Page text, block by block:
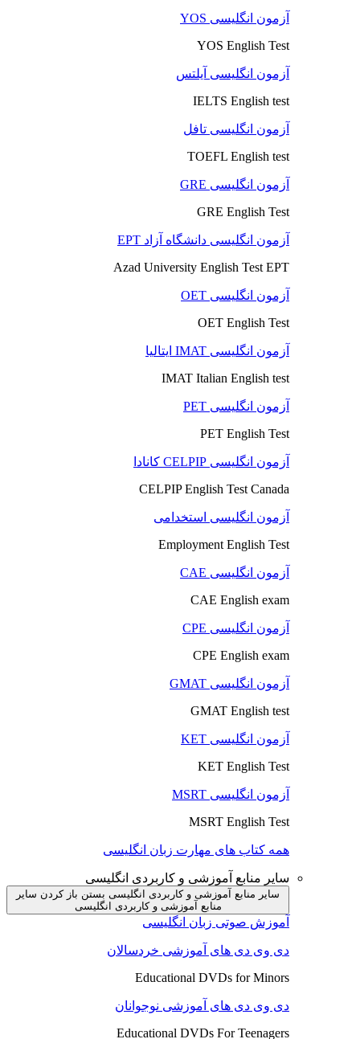
آزمون انگلیسی YOS
YOS English Test
آزمون انگلیسی آیلتس
IELTS English test
آزمون انگلیسی تافل
TOEFL English test
آزمون انگلیسی GRE
GRE English Test
آزمون انگلیسی دانشگاه آزاد EPT
Azad University English Test EPT
آزمون انگلیسی OET
OET English Test
آزمون انگلیسی IMAT ایتالیا
IMAT Italian English test
آزمون انگلیسی PET
PET English Test
آزمون انگلیسی CELPIP کانادا
CELPIP English Test Canada
آزمون انگلیسی استخدامی
Employment English Test
آزمون انگلیسی CAE
CAE English exam
آزمون انگلیسی CPE
CPE English exam
آزمون انگلیسی GMAT
GMAT English test
آزمون انگلیسی KET
KET English Test
آزمون انگلیسی MSRT
MSRT English Test
همه کتاب های مهارت زبان انگلیسی
سایر منابع آموزشی و کاربردی انگلیسی
سایر منابع آموزشی و کاربردی انگلیسی بستن باز کردن سایر
منابع آموزشی و کاربردی انگلیسی
آموزش صوتی زبان انگلیسی
دی وی دی های آموزشی خردسالان
Educational DVDs for Minors
دی وی دی های آموزشی نوجوانان
Educational DVDs For Teenagers